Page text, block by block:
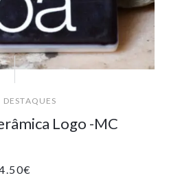
DESTAQUES
Logo -MC
€